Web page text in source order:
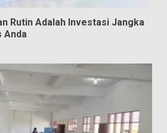
Rutin Adalah Investasi Jangka
Anda